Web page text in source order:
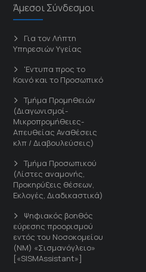
Άμεσοι Σύνδεσμοι
Για τον Λήπτη
Υπηρεσιών Υγείας
'Εντυπα προς το
Κοινό και το Προσωπικό
Τμήμα Προμηθειών
(Διαγωνισμοί-
Μικροπρομήθειες-
Απευθείας Αναθέσεις
κλπ / Διαβουλεύσεις)
Τμήμα Προσωπικού
(Λίστες αναμονής,
Προκηρύξεις θέσεων,
Εκλογές, Διαδικαστικά)
Ψηφιακός βοηθός
εύρεσης προορισμού
εντός του Νοσοκομείου
(ΝΜ) «Σισμανόγλειο»
[«SISMAssistant»]